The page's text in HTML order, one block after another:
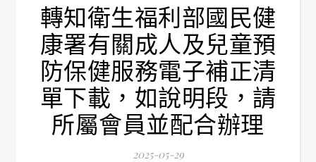
轉知衛生福利部國民健
康署有關成人及兒童預
防保健服務電子補正清
單下載，如說明段，請
所屬會員並配合辦理
2025-05-29